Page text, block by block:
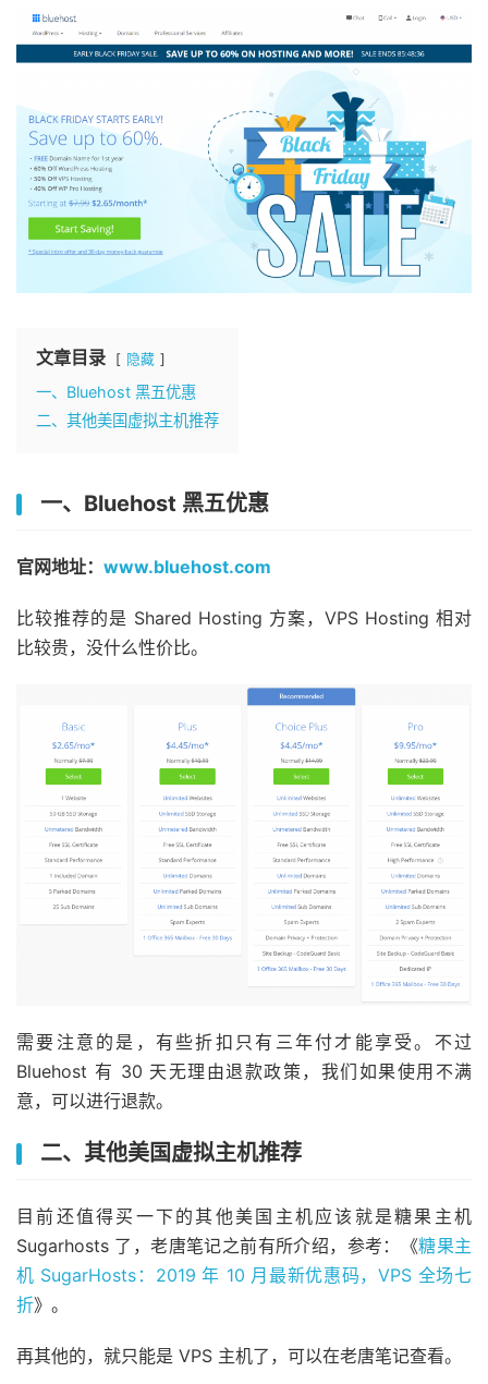
文章目录 隐藏
一、Bluehost 黑五优惠
二、其他美国虚拟主机推荐
一、Bluehost 黑五优惠
官网地址： www.bluehost.com
比较推荐的是 Shared Hosting 方案，VPS Hosting 相对
比较贵，没什么性价比。
需要注意的是，有些折扣只有三年付才能享受。不过
Bluehost 有 30 天无理由退款政策，我们如果使用不满
意，可以进行退款。
二、其他美国虚拟主机推荐
目前还值得买一下的其他美国主机应该就是糖果主机
Sugarhosts 了，老唐笔记之前有所介绍，参考：《糖果主
机 SugarHosts：2019 年 10 月最新优惠码，VPS 全场七
折》。
再其他的，就只能是 VPS 主机了，可以在老唐笔记查看。